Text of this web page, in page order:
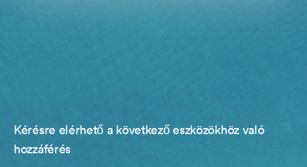
Kérésre elérhető a következő eszközökhöz való
hozzáférés